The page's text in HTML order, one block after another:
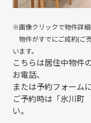
※画像クリックで物件詳細
物件がすでにご成約(ご
います。
こちらは居住中物件
お電話、
または予約フォーム
ご予約時は「氷川町
い。